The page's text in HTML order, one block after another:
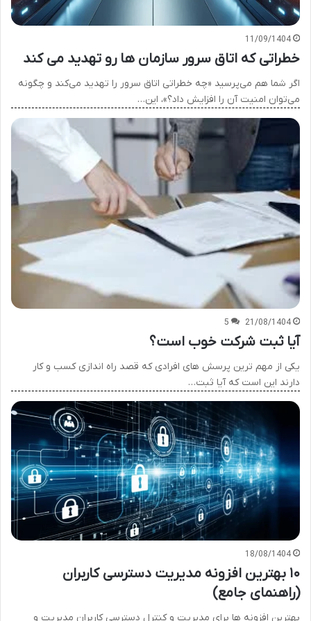
11/09/1404
خطراتی که اتاق سرور سازمان ها رو تهدید می کند
اگر شما هم می‌پرسید «چه خطراتی اتاق سرور را تهدید می‌کند و چگونه
می‌توان امنیت آن را افزایش داد؟»، این…
21/08/1404
5
آیا ثبت شرکت خوب است؟
یکی از مهم ترین پرسش های افرادی که قصد راه اندازی کسب و کار
دارند این است که آیا ثبت…
18/08/1404
۱۰ بهترین افزونه مدیریت دسترسی کاربران
(راهنمای جامع)
بهترین افزونه ها برای مدیریت و کنترل دسترسی کاربران مدیریت و